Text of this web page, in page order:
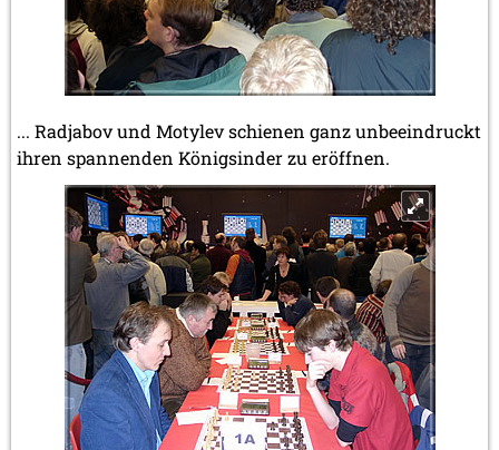
... Radjabov und Motylev schienen ganz unbeeindruckt
ihren spannenden Königsinder zu eröffnen.